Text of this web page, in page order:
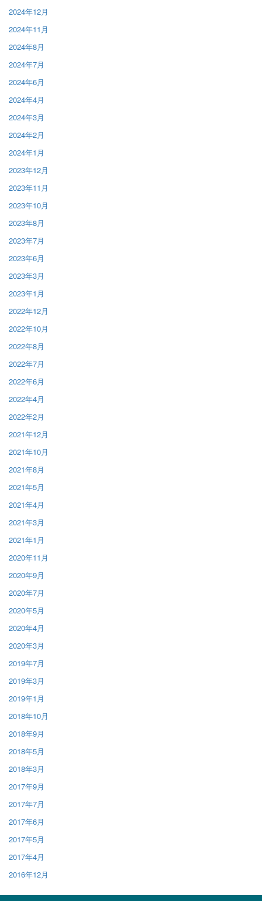
2024年12月
2024年11月
2024年8月
2024年7月
2024年6月
2024年4月
2024年3月
2024年2月
2024年1月
2023年12月
2023年11月
2023年10月
2023年8月
2023年7月
2023年6月
2023年3月
2023年1月
2022年12月
2022年10月
2022年8月
2022年7月
2022年6月
2022年4月
2022年2月
2021年12月
2021年10月
2021年8月
2021年5月
2021年4月
2021年3月
2021年1月
2020年11月
2020年9月
2020年7月
2020年5月
2020年4月
2020年3月
2019年7月
2019年3月
2019年1月
2018年10月
2018年9月
2018年5月
2018年3月
2017年9月
2017年7月
2017年6月
2017年5月
2017年4月
2016年12月